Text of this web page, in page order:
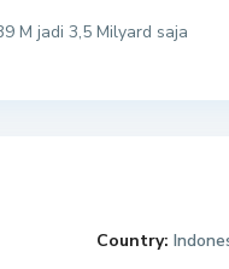
M jadi 3,5 Milyard saja
Country: